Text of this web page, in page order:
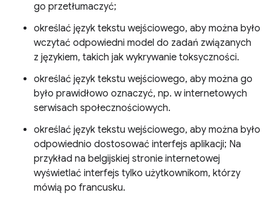
go przetłumaczyć;
określać język tekstu wejściowego, aby można było
wczytać odpowiedni model do zadań związanych
z językiem, takich jak wykrywanie toksyczności.
określać język tekstu wejściowego, aby można go
było prawidłowo oznaczyć, np. w internetowych
serwisach społecznościowych.
określać język tekstu wejściowego, aby można było
odpowiednio dostosować interfejs aplikacji; Na
przykład na belgijskiej stronie internetowej
wyświetlać interfejs tylko użytkownikom, którzy
mówią po francusku.